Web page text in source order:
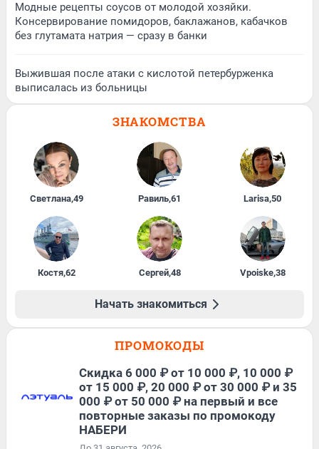
Модные рецепты соусов от молодой хозяйки.
Консервирование помидоров, баклажанов, кабачков
без глутамата натрия — сразу в банки
Выжившая после атаки с кислотой петербурженка
выписалась из больницы
ЗНАКОМСТВА
Светлана,49 Равиль,61 Larisa,50
Костя,62 Сергей,48 Vpoiske,38
Начать знакомиться
ПРОМОКОДЫ
Скидка 6 000 ₽ от 10 000 ₽, 10 000 ₽
от 15 000 ₽, 20 000 ₽ от 30 000 ₽ и 35
000 ₽ от 50 000 ₽ на первый и все
повторные заказы по промокоду
НАБЕРИ